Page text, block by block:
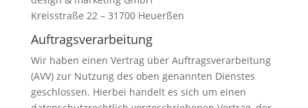
Kreisstraße 22 – 31700 Heuerßen
Auftragsverarbeitung
Wir haben einen Vertrag über Auftragsverarbeitung
(AVV) zur Nutzung des oben genannten Dienstes
geschlossen. Hierbei handelt es sich um einen